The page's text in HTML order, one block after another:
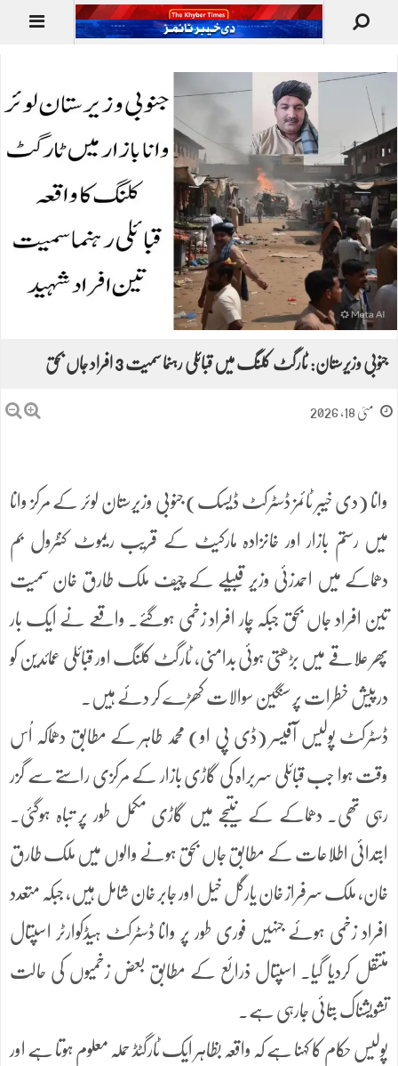
جنوبی وزیرستان: ٹارگٹ کلنگ میں قبائلی رہنما سمیت 3 افراد جاں بحق
مئی 18, 2026
وانا (دی خیبر ٹائمز ڈسٹرکٹ ڈیسک) جنوبی وزیرستان لوئر کے مرکز وانا
میں رستم بازار اور خانزادہ مارکیٹ کے قریب ریموٹ کنٹرول بم
دھماکے میں احمدزئی وزیر قبیلے کے چیف ملک طارق خان سمیت
تین افراد جاں بحق جبکہ چار افراد زخمی ہوگئے۔ واقعے نے ایک بار
پھر علاقے میں بڑھتی ہوئی بدامنی، ٹارگٹ کلنگ اور قبائلی عمائدین کو
درپیش خطرات پر سنگین سوالات کھڑے کر دئے ہیں۔
ڈسٹرکٹ پولیس آفیسر (ڈی پی او) محمد طاہر کے مطابق دھماکہ اُس
وقت ہوا جب قبائلی سربراہ کی گاڑی بازار کے مرکزی راستے سے گزر
رہی تھی۔ دھماکے کے نتیجے میں گاڑی مکمل طور پر تباہ ہوگئی۔
ابتدائی اطلاعات کے مطابق جاں بحق ہونے والوں میں ملک طارق
خان، ملک سرفراز خان یارگل خیل اور جابر خان شامل ہیں، جبکہ متعدد
افراد زخمی ہوئے جنہیں فوری طور پر وانا ڈسٹرکٹ ہیڈکوارٹر اسپتال
منتقل کردیا گیا۔ اسپتال ذرائع کے مطابق بعض زخمیوں کی حالت
تشویشناک بتائی جارہی ہے۔
پولیس حکام کا کہنا ہے کہ واقعہ بظاہر ایک ٹارگٹڈ حملہ معلوم ہوتا ہے اور